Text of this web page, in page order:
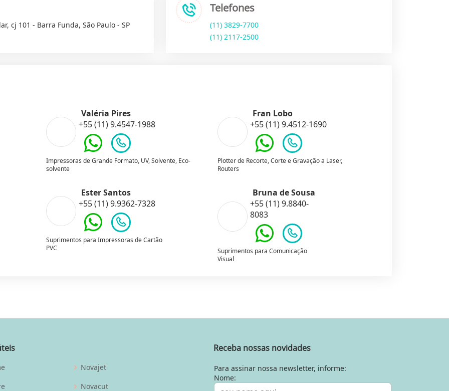
cj 101 - Barra Funda, São Paulo - SP
Telefones
(11) 3829-7700
(11) 2117-2500
Valéria Pires
+55 (11) 9.4547-1988
Impressoras de Grande Formato, UV, Solvente, Eco-
solvente
Fran Lobo
+55 (11) 9.4512-1690
Plotter de Recorte, Corte e Gravação a Laser,
Routers
Ester Santos
+55 (11) 9.9362-7328
Suprimentos para Impressoras de Cartão
PVC
Bruna de Sousa
+55 (11) 9.8840-
8083
Suprimentos para Comunicação
Visual
Novajet
Novacut
Receba nossas novidades
Para assinar nossa newsletter, informe:
Nome: